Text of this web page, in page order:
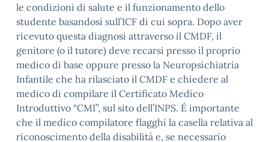
le condizioni di salute e il funzionamento dello
studente basandosi sull’ICF di cui sopra. Dopo aver
ricevuto questa diagnosi attraverso il CMDF, il
genitore (o il tutore) deve recarsi presso il proprio
medico di base oppure presso la Neuropsichiatria
Infantile che ha rilasciato il CMDF e chiedere al
medico di compilare il Certificato Medico
Introduttivo “CMI”, sul sito dell’INPS. É importante
che il medico compilatore flagghi la casella relativa al
riconoscimento della disabilità e, se necessario